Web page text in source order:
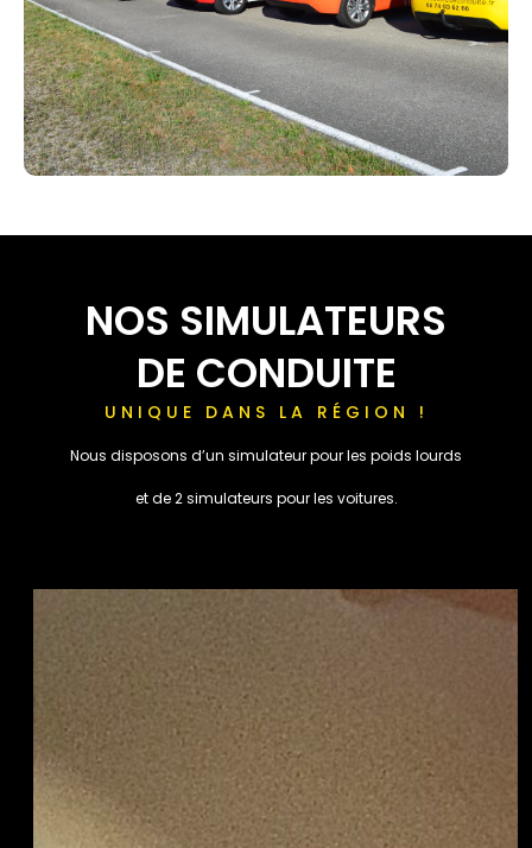
NOS SIMULATEURS
DE CONDUITE
UNIQUE DANS LA RÉGION !
Nous disposons d’un simulateur pour les poids lourds
et de 2 simulateurs pour les voitures.